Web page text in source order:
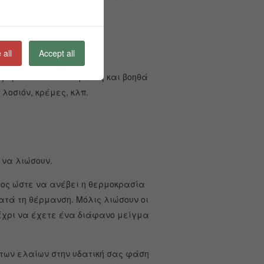
προσώπου και σώματος και βοηθά
κρέμες, κλπ.
να λιώσουν.
ώστε να ανέβει η θερμοκρασία
τη θέρμανση. Μόλις λιώσουν οι
να έχετε ένα διάφανο μείγμα
ελαίων στην υδατική σας φάση
all Accept all